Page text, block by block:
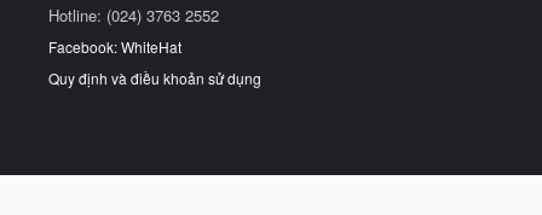
Hotline: (024) 3763 2552
Facebook: WhiteHat
Quy định và điều khoản sử dụng